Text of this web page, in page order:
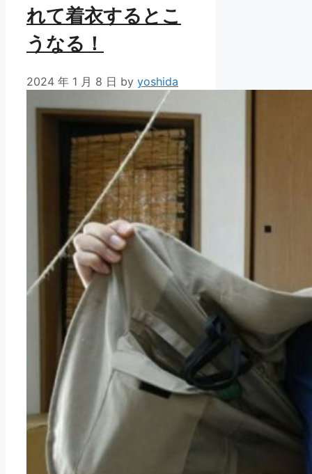
れて着衣するとこ
うなる！
2024 年 1 月 8 日 by yoshida